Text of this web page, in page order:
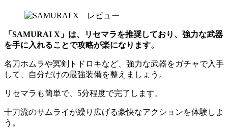
「SAMURAI X」は、リセマラを推奨しており、強力な武器
を手に入れることで攻略が楽になります。
名刀ホムラや冥剣トドロキなど、強力な武器をガチャで入手
して、自分だけの最強装備を整えましょう。
リセマラも簡単で、5分程度で完了します。
十刀流のサムライが繰り広げる豪快なアクションを体験しよ
う。